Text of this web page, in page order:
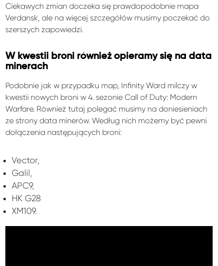
Ciekawych zmian doczeka się prawdopodobnie mapa
Verdansk, ale na więcej szczegółów musimy poczekać do
szerszych zapowiedzi.
W kwestii broni również opieramy się na data
minerach
Podobnie jak w przypadku map, Infinity Ward milczy w
kwestii nowych broni w 4. sezonie Call of Duty: Modern
Warfare. Również tutaj polegać musimy na doniesieniach
ze strony data minerów. Według nich możemy być pewni
dołączenia następujących broni:
Vector,
Galil,
APC9,
HK G28
XM109.